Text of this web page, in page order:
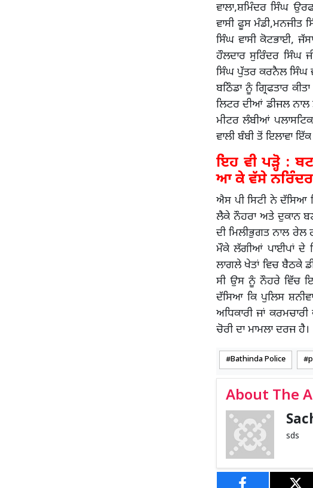
ਵਾਲਾ,ਸ਼ਮਿੰਦਰ ਸਿੰਘ
ਵਾਸੀ ਫੂਸ ਮੰਡੀ,ਮਨਜੀਤ
ਸਿੰਘ ਵਾਸੀ ਕੋਟਭਾਈ,
ਹੌਲਦਾਰ ਸੁਰਿੰਦਰ ਸਿੰਘ
ਸਿੰਘ ਪੁੱਤਰ ਕਰਨੈਲ ਸਿੰਘ
ਬਠਿੰਡਾ ਨੂੰ ਗ੍ਰਿਫਤਾਰ
ਲਿਟਰ ਦੀਆਂ ਡੀਜਲ
ਮੀਟਰ ਲੰਬੀਆਂ
ਵਾਲੀ ਬੰਬੀ ਤੋਂ ਇਲਾਵਾ
ਇਹ ਵੀ ਪੜ੍ਹੋ :
ਆ ਕੇ ਵੱਸੇ ਨਰਿੰਦਰ
ਐਸ ਪੀ ਸਿਟੀ ਨੇ ਦੱਸਿਆ
ਲੈਕੇ ਨੌਹਰਾ ਅਤੇ ਦੁਕਾਨ
ਦੀ ਮਿਲੀਭੁਗਤ ਨਾਲ
ਮੌਕੇ ਲੱਗੀਆਂ ਪਾਈਪਾਂ ਦੇ
ਲਾਗਲੇ ਖੇਤਾਂ ਵਿਚ ਬੈਠਕੇ
ਸੀ ਉਸ ਨੂੰ ਨੌਹਰੇ ਵਿੱਚ
ਦੱਸਿਆ ਕਿ ਪੁਲਿਸ
ਅਧਿਕਾਰੀ ਜਾਂ
ਚੋਰੀ ਦਾ ਮਾਮਲਾ ਦਰਜ ਹੈ।
Bathinda Police
About The
sds